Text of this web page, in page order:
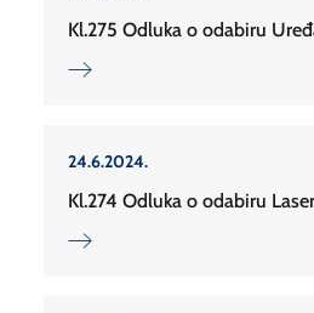
Kl.275 Odluka o odabiru
24.6.2024.
Kl.274 Odluka o odabiru